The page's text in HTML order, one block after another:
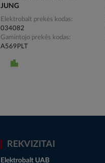
JUNG
Elektrobalt prekės kodas
034082
Gamintojo prekės kodas
A569PLT
REKVIZITAI
Elektrobalt UAB